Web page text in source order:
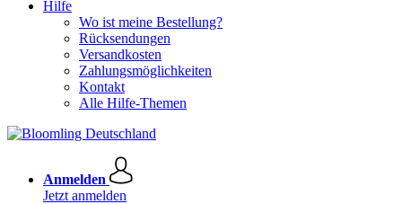
Hilfe
Wo ist meine Bestellung?
Rücksendungen
Versandkosten
Zahlungsmöglichkeiten
Kontakt
Alle Hilfe-Themen
Anmelden
Jetzt anmelden